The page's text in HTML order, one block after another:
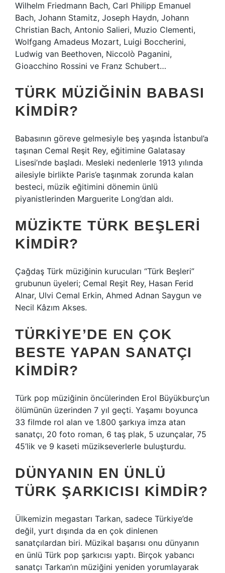
Wilhelm Friedmann Bach, Carl Philipp Emanuel
Bach, Johann Stamitz, Joseph Haydn, Johann
Christian Bach, Antonio Salieri, Muzio Clementi,
Wolfgang Amadeus Mozart, Luigi Boccherini,
Ludwig van Beethoven, Niccolò Paganini,
Gioacchino Rossini ve Franz Schubert…
TÜRK MÜZIĞININ BABASI
KIMDIR?
Babasının göreve gelmesiyle beş yaşında İstanbul’a
taşınan Cemal Reşit Rey, eğitimine Galatasay
Lisesi’nde başladı. Mesleki nedenlerle 1913 yılında
ailesiyle birlikte Paris’e taşınmak zorunda kalan
besteci, müzik eğitimini dönemin ünlü
piyanistlerinden Marguerite Long’dan aldı.
MÜZIKTE TÜRK BEŞLERI
KIMDIR?
Çağdaş Türk müziğinin kurucuları “Türk Beşleri”
grubunun üyeleri; Cemal Reşit Rey, Hasan Ferid
Alnar, Ulvi Cemal Erkin, Ahmed Adnan Saygun ve
Necil Kâzım Akses.
TÜRKIYE’DE EN ÇOK
BESTE YAPAN SANATÇI
KIMDIR?
Türk pop müziğinin öncülerinden Erol Büyükburç’un
ölümünün üzerinden 7 yıl geçti. Yaşamı boyunca
33 filmde rol alan ve 1.800 şarkıya imza atan
sanatçı, 20 foto roman, 6 taş plak, 5 uzunçalar, 75
45’lik ve 9 kaseti müzikseverlerle buluşturdu.
DÜNYANIN EN ÜNLÜ
TÜRK ŞARKICISI KIMDIR?
Ülkemizin megastarı Tarkan, sadece Türkiye’de
değil, yurt dışında da en çok dinlenen
sanatçılardan biri. Müzikal başarısı onu dünyanın
en ünlü Türk pop şarkıcısı yaptı. Birçok yabancı
sanatçı Tarkan’ın müziğini yeniden yorumlayarak